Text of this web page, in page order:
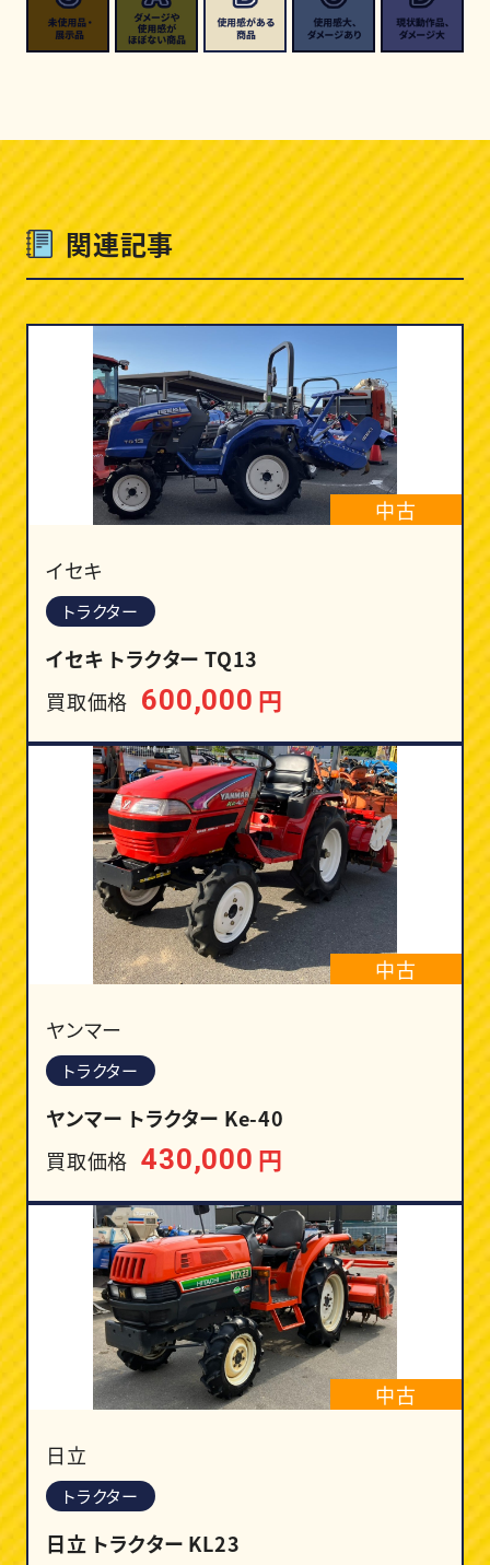
関連記事
中古
イセキ
トラクター
イセキ トラクター TQ13
買取価格 600,000 円
中古
ヤンマー
トラクター
ヤンマー トラクター Ke-40
買取価格 430,000 円
中古
日立
トラクター
日立 トラクター KL23